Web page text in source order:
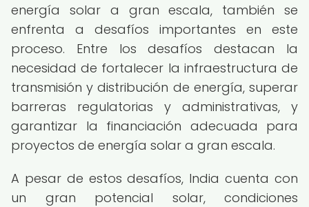
energía solar a gran escala, también se
enfrenta a desafíos importantes en este
proceso. Entre los desafíos destacan la
necesidad de fortalecer la infraestructura de
transmisión y distribución de energía, superar
barreras regulatorias y administrativas, y
garantizar la financiación adecuada para
proyectos de energía solar a gran escala.
A pesar de estos desafíos, India cuenta con
un gran potencial solar, condiciones